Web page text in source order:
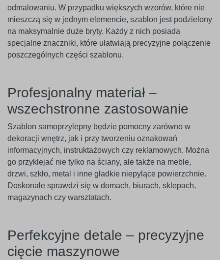
odmalowaniu. W przypadku większych wzorów, które nie
mieszczą się w jednym elemencie, szablon jest podzielony
na maksymalnie duże bryty. Każdy z nich posiada
specjalne znaczniki, które ułatwiają precyzyjne połączenie
poszczególnych części szablonu.
Profesjonalny materiał –
wszechstronne zastosowanie
Szablon samoprzylepny będzie pomocny zarówno w
dekoracji wnętrz, jak i przy tworzeniu oznakowań
informacyjnych, instruktażowych czy reklamowych. Można
go przyklejać nie tylko na ściany, ale także na meble,
drzwi, szkło, metal i inne gładkie niepylące powierzchnie.
Doskonale sprawdzi się w domach, biurach, sklepach,
magazynach czy warsztatach.
Perfekcyjne detale – precyzyjne
cięcie maszynowe